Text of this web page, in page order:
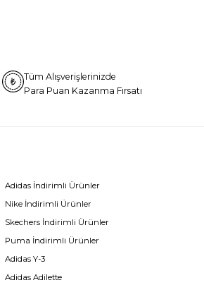
Tüm Alışverişlerinizde
Para Puan Kazanma Fırsatı
Adidas İndirimli Ürünler
Nike İndirimli Ürünler
Skechers İndirimli Ürünler
Puma İndirimli Ürünler
Adidas Y-3
Adidas Adilette